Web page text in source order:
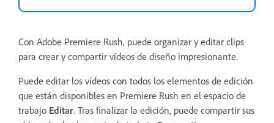
Con Adobe Premiere Rush, puede organizar y editar clips
para crear y compartir vídeos de diseño impresionante.
Puede editar los vídeos con todos los elementos de edición
que están disponibles en Premiere Rush en el espacio de
trabajo Editar. Tras finalizar la edición, puede compartir sus